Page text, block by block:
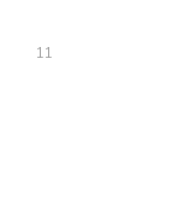
11